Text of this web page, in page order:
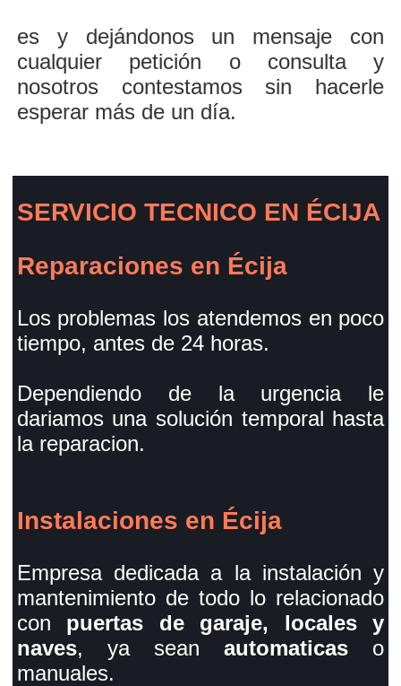
es y dejándonos un mensaje con
cualquier petición o consulta y
nosotros contestamos sin hacerle
esperar más de un día.
SERVICIO TECNICO EN ÉCIJA
Reparaciones en Écija
Los problemas los atendemos en poco
tiempo, antes de 24 horas.
Dependiendo de la urgencia le
dariamos una solución temporal hasta
la reparacion.
Instalaciones en Écija
Empresa dedicada a la instalación y
mantenimiento de todo lo relacionado
con puertas de garaje, locales y
naves, ya seanautomaticas o
manuales.